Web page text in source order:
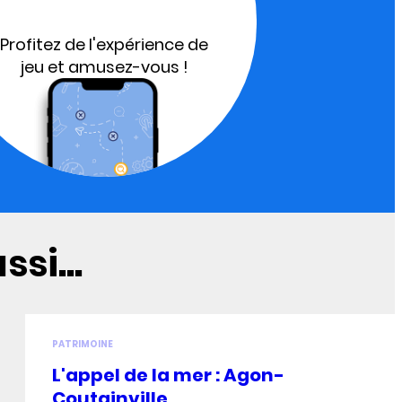
Profitez de l'expérience de
jeu et amusez-vous !
PATRIMOINE
L'appel de la mer : Agon-